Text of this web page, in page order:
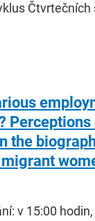
Čtvrtečních
Perceptions
the
v 15:00